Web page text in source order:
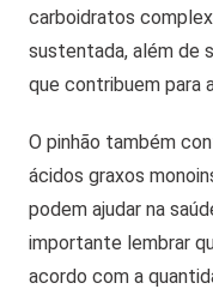
carboidratos
sustentada, além de
que contribuem para
O pinhão também
ácidos graxos
podem ajudar na
importante lembrar
acordo com a